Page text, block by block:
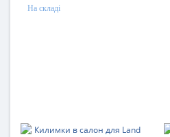
На складі